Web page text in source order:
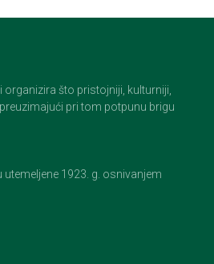
što pristojniji, kulturniji,
pri tom potpunu brigu
1923. g. osnivanjem